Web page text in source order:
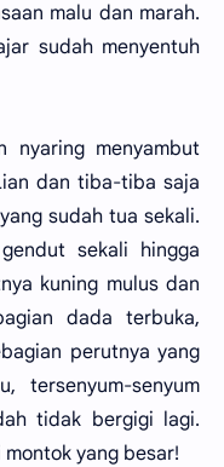
malu dan marah.
sudah menyentuh
nyaring menyambut
dan tiba-tiba saja
sudah tua sekali.
sekali hingga
kuning mulus dan
dada terbuka,
perutnya yang
tersenyum-senyum
tidak bergigi lagi.
yang besar!